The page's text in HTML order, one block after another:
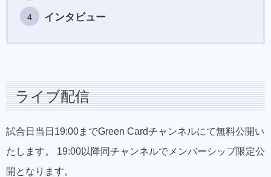
インタビュー
ライブ配信
試合日当日19:00までGreen Cardチャンネルにて無料公開い
たします。 19:00以降同チャンネルでメンバーシップ限定公
開となります。